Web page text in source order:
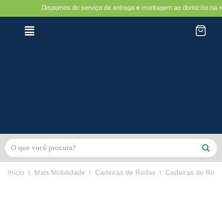
Avançar
Dispomos do serviço de entrega e montagem ao domicilio na região
Início \ Mais Mobilidade \ Cadeiras de Rodas \ Cadeiras de